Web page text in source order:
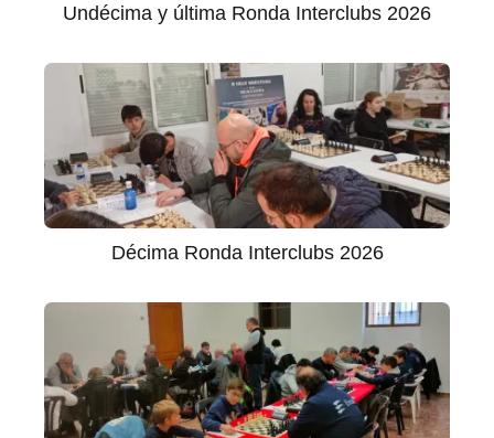
Undécima y última Ronda Interclubs 2026
Décima Ronda Interclubs 2026